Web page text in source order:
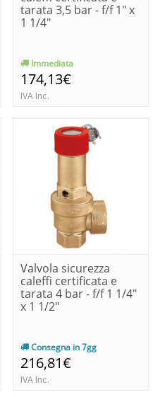
tarata 3,5 bar - f/f 1" x
1 1/4"
Immediata
174,13€
IVA Inc.
Valvola sicurezza
caleffi certificata e
tarata 4 bar - f/f 1 1/4"
x 1 1/2"
Consegna in 7gg
216,81€
IVA Inc.